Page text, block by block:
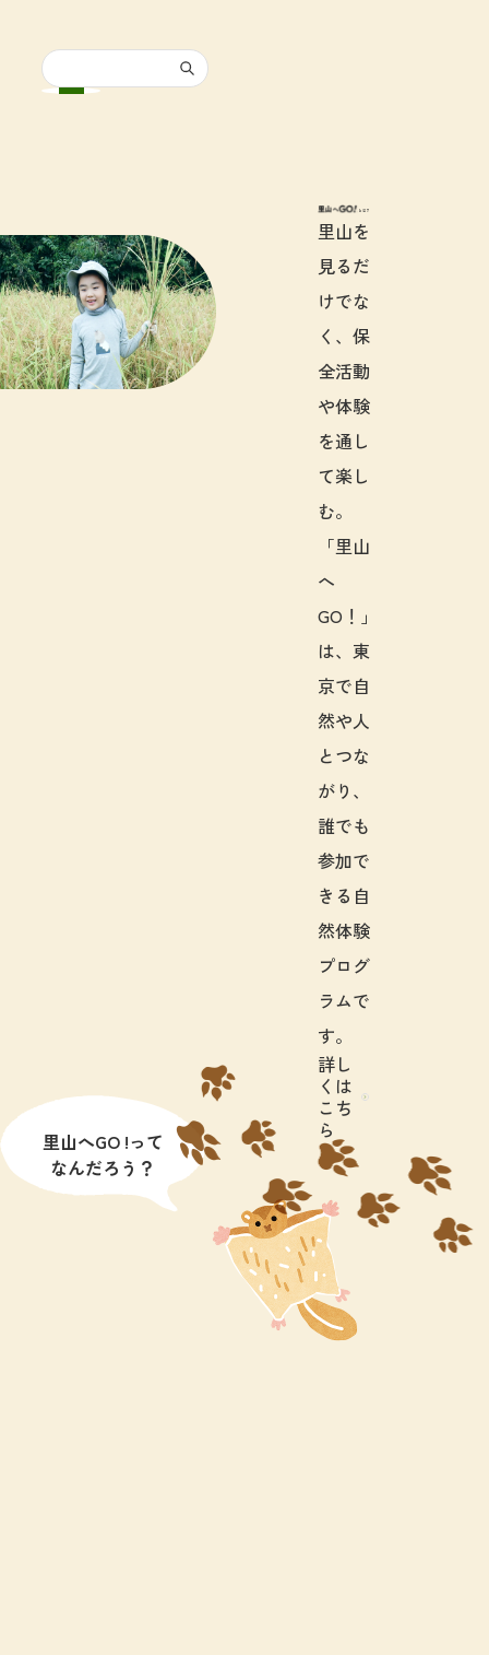
里山へGO!と
里山を
見るだ
けでな
く、保
全活動
や体験
を通し
て楽し
む。
「里山
へ
GO！」
は、東
京で自
然や人
とつな
がり、
誰でも
参加で
きる自
然体験
プログ
ラムで
す。
詳し
くは
こち
ら
里山へGO !って
なんだろう？